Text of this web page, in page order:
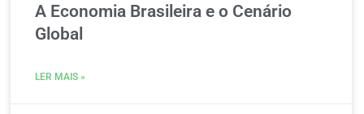
A Economia Brasileira e o Cenário
Global
LER MAIS »